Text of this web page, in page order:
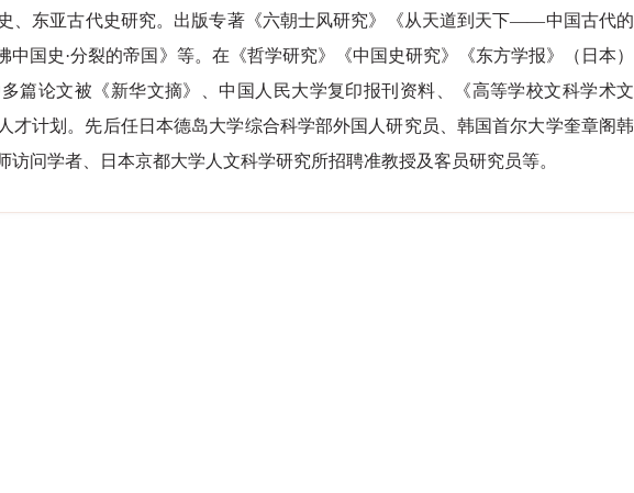
、东亚古代史研究。出版专著《六朝士风研究》《从天道到天下——中国古代的
中国史·分裂的帝国》等。在《哲学研究》《中国史研究》
《东方学报》（日本）
篇论文被《新华文摘》、中国人民大学复印报刊资料 、《高等学校文科学术文
才计划。先后任日本德岛大学综合科学部外国人研究员、韩国首尔大学奎章阁韩
访问学者、日本京都大学人文科学研究所招聘准教授及客员研究员等。